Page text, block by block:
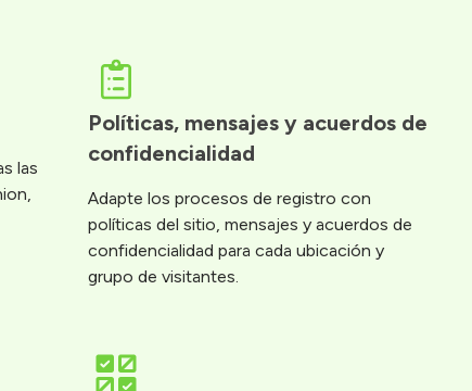
las
Políticas, mensajes y acuerdos de
confidencialidad
Adapte los procesos de registro con
políticas del sitio, mensajes y acuerdos de
confidencialidad para cada ubicación y
grupo de visitantes.